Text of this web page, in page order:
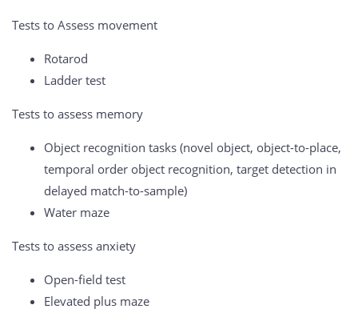
Tests to Assess movement
Rotarod
Ladder test
Tests to assess memory
Object recognition tasks (novel object, object-to-place,
temporal order object recognition, target detection in
delayed match-to-sample)
Water maze
Tests to assess anxiety
Open-field test
Elevated plus maze